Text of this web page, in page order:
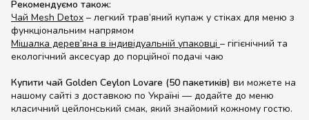
Рекомендуємо також:
Чай Mesh Detox – легкий трав’яний купаж у стіках для меню з
функціональним напрямом
Мішалка дерев’яна в індивідуальній упаковці – гігієнічний та
екологічний аксесуар до порційної подачі чаю
Купити чай Golden Ceylon Lovare (50 пакетиків) ви можете на
нашому сайті з доставкою по Україні — додайте до меню
класичний цейлонський смак, який знайомий кожному гостю.